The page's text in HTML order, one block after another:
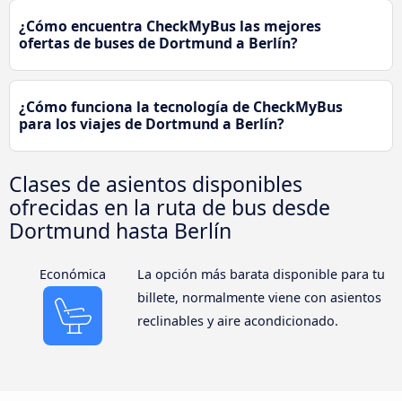
¿Cómo encuentra CheckMyBus las mejores
ofertas de buses de Dortmund a Berlín?
¿Cómo funciona la tecnología de CheckMyBus
para los viajes de Dortmund a Berlín?
Clases de asientos disponibles
ofrecidas en la ruta de bus desde
Dortmund hasta Berlín
Económica
La opción más barata disponible para tu
billete, normalmente viene con asientos
reclinables y aire acondicionado.